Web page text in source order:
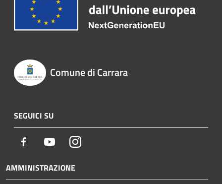
Comune di Carrara
SEGUICI SU
Facebook YoutubeInstagram
AMMINISTRAZIONE